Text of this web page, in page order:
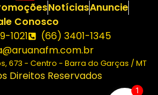
NotíciasAnuncie
Conosco
1021
(66) 3401-1345
673 - Centro - Barra do Garças / MT
Direitos Reservados
1